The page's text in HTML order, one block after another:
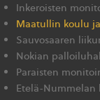
Inkeroisten
Maatullin koulu
Sauvosaaren
Nokian
Paraisten
Etelä-Nummelan